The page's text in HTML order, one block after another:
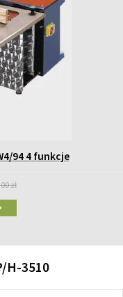
94 4 funkcje
zł
H-3510